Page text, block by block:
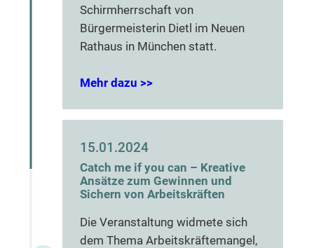
Schirmherrschaft von
Bürgermeisterin Dietl im Neuen
Rathaus in München statt.
Mehr dazu >>
15.01.2024
Catch me if you can – Kreative
Ansätze zum Gewinnen und
Sichern von Arbeitskräften
Die Veranstaltung widmete sich
dem Thema Arbeitskräftemangel,